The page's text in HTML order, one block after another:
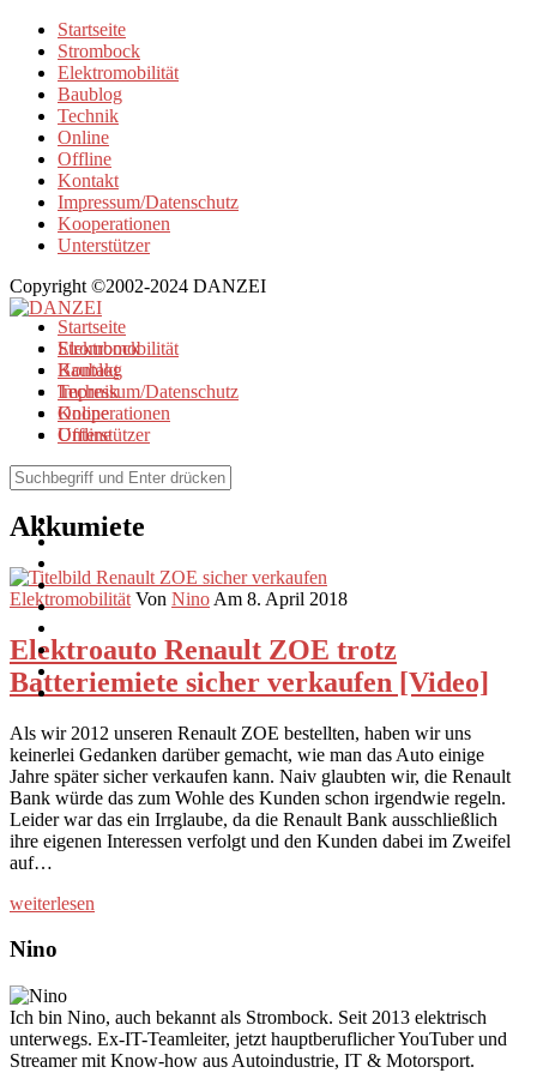
Startseite
Strombock
Elektromobilität
Baublog
Technik
Online
Offline
Kontakt
Impressum/Datenschutz
Kooperationen
Unterstützer
Copyright ©2002-2024 DANZEI
Startseite
Strombock
Kontakt
Impressum/Datenschutz
Kooperationen
Unterstützer
Elektromobilität
Baublog
Technik
Online
Offline
Browse Tag
Akkumiete
Elektromobilität Von Nino Am 8. April 2018
Elektroauto Renault ZOE trotz
Batteriemiete sicher verkaufen [Video]
Als wir 2012 unseren Renault ZOE bestellten, haben wir uns
keinerlei Gedanken darüber gemacht, wie man das Auto einige
Jahre später sicher verkaufen kann. Naiv glaubten wir, die Renault
Bank würde das zum Wohle des Kunden schon irgendwie regeln.
Leider war das ein Irrglaube, da die Renault Bank ausschließlich
ihre eigenen Interessen verfolgt und den Kunden dabei im Zweifel
auf…
weiterlesen
Nino
Ich bin Nino, auch bekannt als Strombock. Seit 2013 elektrisch
unterwegs. Ex-IT-Teamleiter, jetzt hauptberuflicher YouTuber und
Streamer mit Know-how aus Autoindustrie, IT & Motorsport.